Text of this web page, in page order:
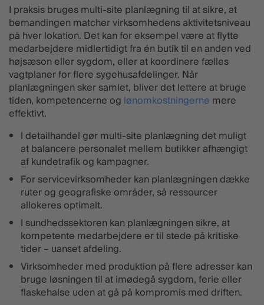
I praksis bruges multi-site planlægning til at sikre, at
bemandingen matcher virksomhedens aktivitetsniveau
på hver lokation. Det kan for eksempel være at flytte
medarbejdere midlertidigt fra én butik til en anden ved
højsæson eller sygdom, eller at koordinere fælles
vagtplaner for flere sygehusafdelinger. Når
planlægningen sker samlet, bliver det lettere at bruge
tiden, kompetencerne og lønomkostningerne mere
effektivt.
I detailhandel gør multi-site planlægning det muligt
at balancere personalet mellem butikker afhængigt
af kundetrafik og kampagner.
For servicevirksomheder kan planlægningen dække
ruter og geografiske områder, så ressourcer
allokeres optimalt.
I sundhedssektoren kan planlægningen sikre, at
kompetente medarbejdere er til stede på kritiske
tider – uanset afdeling.
Virksomheder med produktion på flere adresser kan
bruge løsningen til at imødegå sygdom, ferie eller
flaskehalse uden at gå på kompromis med driften.